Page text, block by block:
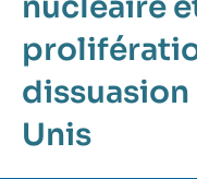
Unis